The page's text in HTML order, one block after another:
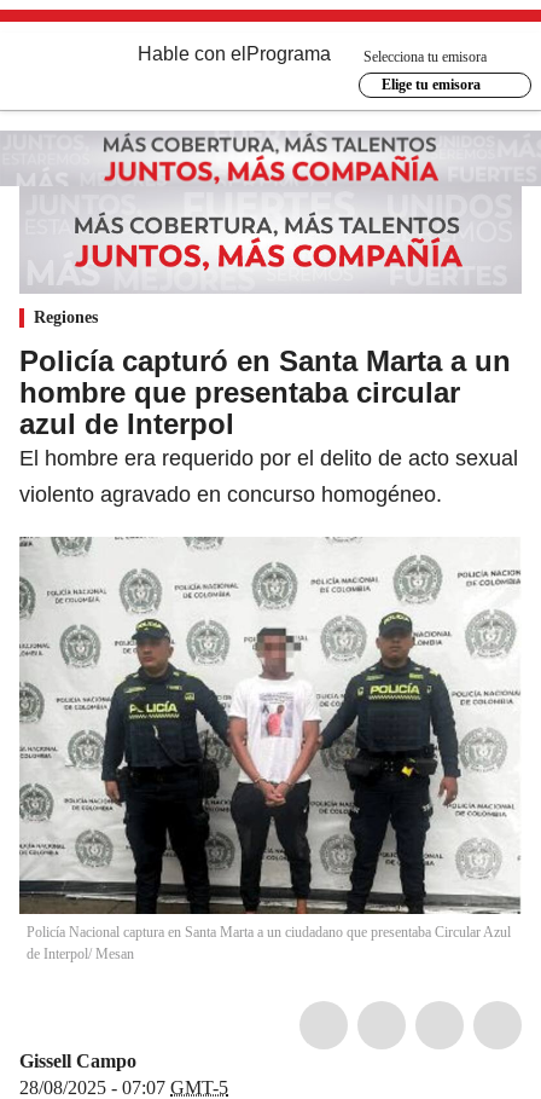
Hable con el Programa
Selecciona tu emisora
Elige tu emisora
Regiones
Policía capturó en Santa Marta a un
hombre que presentaba circular
azul de Interpol
El hombre era requerido por el delito de acto sexual
violento agravado en concurso homogéneo.
Policía Nacional captura en Santa Marta a un ciudadano que presentaba Circular Azul
de Interpol/ Mesan
Gissell Campo
28/08/2025 - 07:07 GMT-5